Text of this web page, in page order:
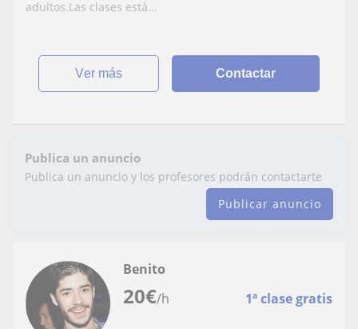
adultos.Las clases está...
ver más Contactar
Publica un anuncio
Publica un anuncio y los profesores podrán contactarte
Publicar anuncio
20€/h 1ª clase gratis
Benito